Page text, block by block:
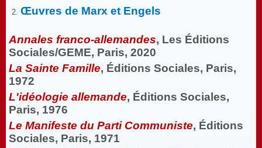
Œuvres de Marx et Engels
Annales franco-allemandes, Les Éditions
Sociales/GEME, Paris, 2020
La Sainte Famille, Éditions Sociales, Paris,
1972
L'idéologie allemande, Éditions Sociales,
Paris, 1976
Le Manifeste du Parti Communiste, Éditions
Sociales, Paris, 1971